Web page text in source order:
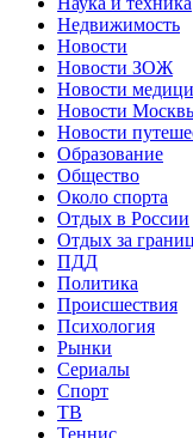
Недвижимость
Новости
Новости ЗОЖ
Новости
Новости
Новости
Образование
Общество
Около спорта
Отдых в России
Отдых за
ПДД
Политика
Происшествия
Психология
Рынки
Сериалы
Спорт
ТВ
Теннис